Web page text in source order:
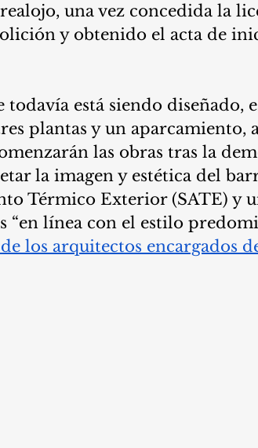
una vez concedida la
y obtenido el acta de
todavía está siendo diseñado,
plantas y un aparcamiento,
las obras tras la
la imagen y estética del
Térmico Exterior (SATE) y
“en línea con el estilo
los arquitectos encargados